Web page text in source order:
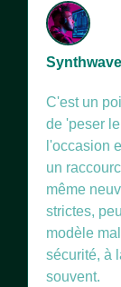
C'est un
de 'peser
l'occasion
un
même
strictes,
modèle
sécurité, à
souvent.